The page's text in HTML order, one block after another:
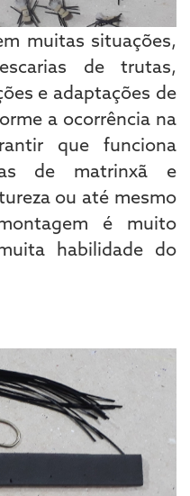
muitas situações,
de trutas,
e adaptações de
a ocorrência na
que funciona
de matrinxã e
ou até mesmo
é muito
habilidade do